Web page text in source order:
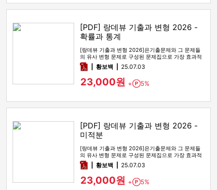
[PDF] 랑데뷰 기출과 변형 2026 -
확률과 통계
[랑데뷰 기출과 변형 2026]은기출문제와 그 문제들
의 유사 변형 문제로 구성된 문제집으로 가장 효과적
인 기출문제 공부 방법…
pdf황보백 25.07.03
23,000원 + Point
5%
[PDF] 랑데뷰 기출과 변형 2026 -
미적분
[랑데뷰 기출과 변형 2026]은기출문제와 그 문제들
의 유사 변형 문제로 구성된 문제집으로 가장 효과적
인 기출문제 공부 방법…
pdf황보백 25.07.03
23,000원 + Point
5%